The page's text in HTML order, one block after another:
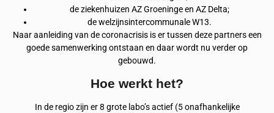
de ziekenhuizen AZ Groeninge en AZ Delta;
de welzijnsintercommunale W13.
Naar aanleiding van de coronacrisis is er tussen deze partners een
goede samenwerking ontstaan en daar wordt nu verder op
gebouwd.
Hoe werkt het?
In de regio zijn er 8 grote labo’s actief (5 onafhankelijke